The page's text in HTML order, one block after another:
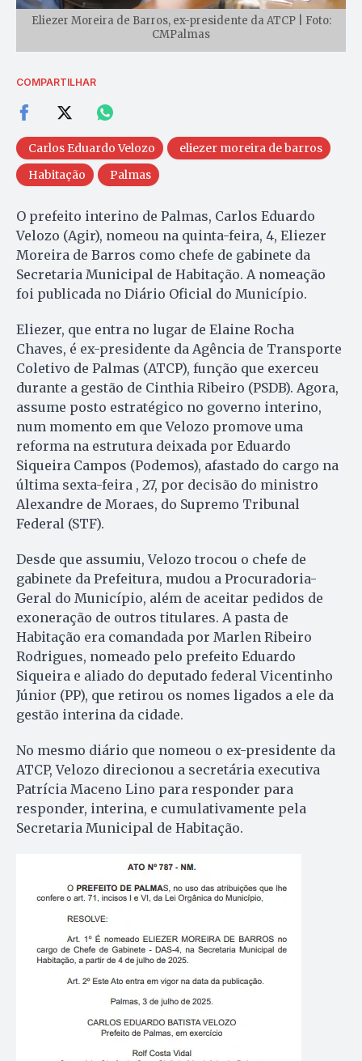
Eliezer Moreira de Barros, ex-presidente da ATCP | Foto:
CMPalmas
COMPARTILHAR
Carlos Eduardo Velozo
eliezer moreira de barros
Habitação
Palmas
O prefeito interino de Palmas, Carlos Eduardo
Velozo (Agir), nomeou na quinta-feira, 4, Eliezer
Moreira de Barros como chefe de gabinete da
Secretaria Municipal de Habitação. A nomeação
foi publicada no Diário Oficial do Município.
Eliezer, que entra no lugar de Elaine Rocha
Chaves, é ex-presidente da Agência de Transporte
Coletivo de Palmas (ATCP), função que exerceu
durante a gestão de Cinthia Ribeiro (PSDB). Agora,
assume posto estratégico no governo interino,
num momento em que Velozo promove uma
reforma na estrutura deixada por Eduardo
Siqueira Campos (Podemos), afastado do cargo na
última sexta-feira , 27, por decisão do ministro
Alexandre de Moraes, do Supremo Tribunal
Federal (STF).
Desde que assumiu, Velozo trocou o chefe de
gabinete da Prefeitura, mudou a Procuradoria-
Geral do Município, além de aceitar pedidos de
exoneração de outros titulares. A pasta de
Habitação era comandada por Marlen Ribeiro
Rodrigues, nomeado pelo prefeito Eduardo
Siqueira e aliado do deputado federal Vicentinho
Júnior (PP), que retirou os nomes ligados a ele da
gestão interina da cidade.
No mesmo diário que nomeou o ex-presidente da
ATCP, Velozo direcionou a secretária executiva
Patrícia Maceno Lino para responder para
responder, interina, e cumulativamente pela
Secretaria Municipal de Habitação.